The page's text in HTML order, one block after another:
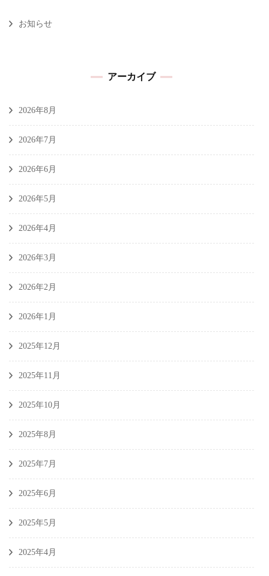
お知らせ
アーカイブ
2026年8月
2026年7月
2026年6月
2026年5月
2026年4月
2026年3月
2026年2月
2026年1月
2025年12月
2025年11月
2025年10月
2025年8月
2025年7月
2025年6月
2025年5月
2025年4月